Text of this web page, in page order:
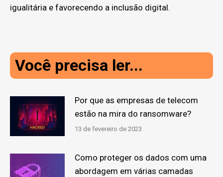
igualitária e favorecendo a inclusão digital.
Você precisa ler...
Por que as empresas de telecom
estão na mira do ransomware?
13 de fevereiro de 2023
Como proteger os dados com uma
abordagem em várias camadas